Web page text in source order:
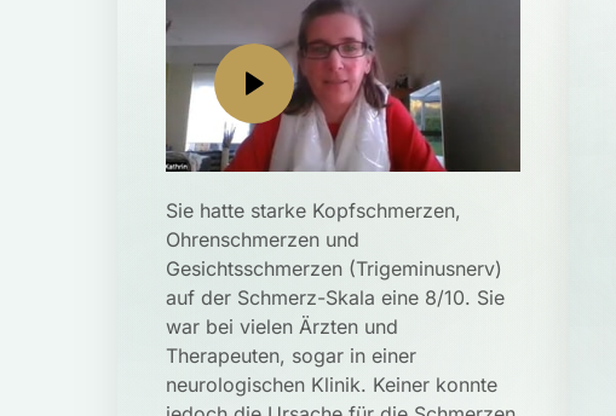
Sie hatte starke Kopfschmerzen,
Ohrenschmerzen und
Gesichtsschmerzen (Trigeminusnerv)
auf der Schmerz-Skala eine 8/10. Sie
war bei vielen Ärzten und
Therapeuten, sogar in einer
neurologischen Klinik. Keiner konnte